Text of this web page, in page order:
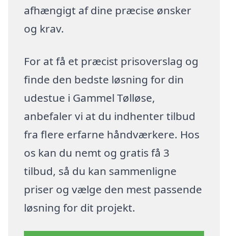
afhængigt af dine præcise ønsker
og krav.
For at få et præcist prisoverslag og
finde den bedste løsning for din
udestue i Gammel Tølløse,
anbefaler vi at du indhenter tilbud
fra flere erfarne håndværkere. Hos
os kan du nemt og gratis få 3
tilbud, så du kan sammenligne
priser og vælge den mest passende
løsning for dit projekt.